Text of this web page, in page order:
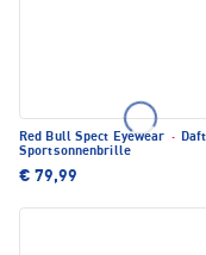
Red Bull Spect Eyewear · Daft
Sportsonnenbrille
€ 79,99